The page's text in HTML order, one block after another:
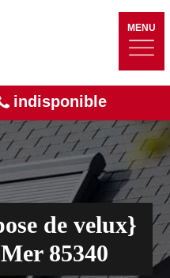
MENU
indisponible
de velux}
85340